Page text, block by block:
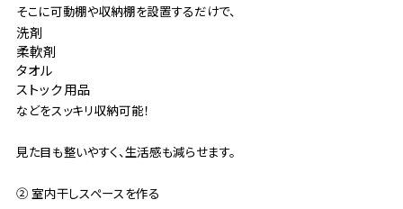
そこに可動棚や収納棚を設置するだけで、
洗剤
柔軟剤
タオル
ストック用品
などをスッキリ収納可能！
見た目も整いやすく、生活感も減らせます。
② 室内干しスペースを作る